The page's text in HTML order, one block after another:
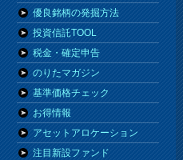
優良銘柄の発掘方法
投資信託TOOL
税金・確定申告
のりたマガジン
基準価格チェック
お得情報
アセットアロケーション
注目新設ファンド